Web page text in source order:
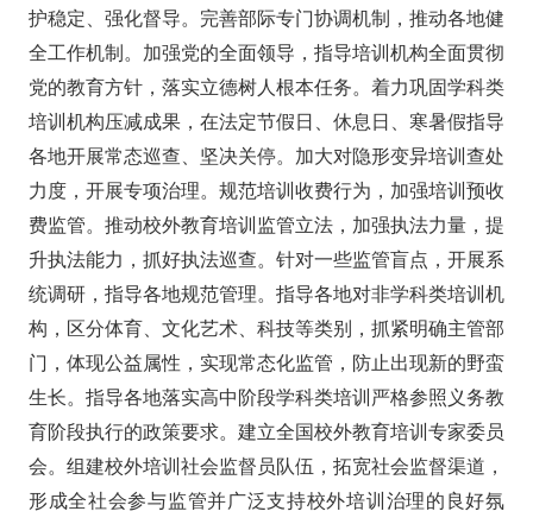
护稳定、强化督导。完善部际专门协调机制，推动各地健
全工作机制。加强党的全面领导，指导培训机构全面贯彻
党的教育方针，落实立德树人根本任务。着力巩固学科类
培训机构压减成果，在法定节假日、休息日、寒暑假指导
各地开展常态巡查、坚决关停。加大对隐形变异培训查处
力度，开展专项治理。规范培训收费行为，加强培训预收
费监管。推动校外教育培训监管立法，加强执法力量，提
升执法能力，抓好执法巡查。针对一些监管盲点，开展系
统调研，指导各地规范管理。指导各地对非学科类培训机
构，区分体育、文化艺术、科技等类别，抓紧明确主管部
门，体现公益属性，实现常态化监管，防止出现新的野蛮
生长。指导各地落实高中阶段学科类培训严格参照义务教
育阶段执行的政策要求。建立全国校外教育培训专家委员
会。组建校外培训社会监督员队伍，拓宽社会监督渠道，
形成全社会参与监管并广泛支持校外培训治理的良好氛